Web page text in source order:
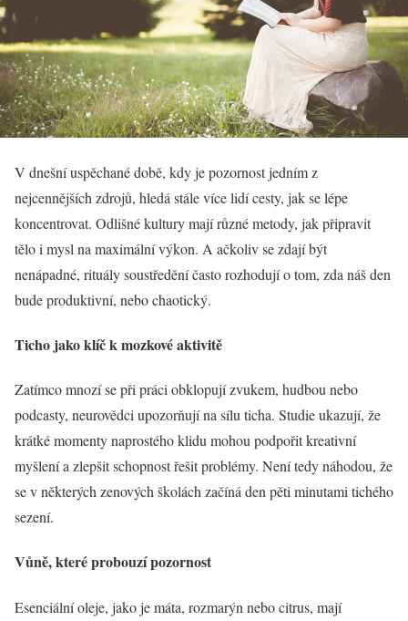
V dnešní uspěchané době, kdy je pozornost jedním z
nejcennějších zdrojů, hledá stále více lidí cesty, jak se lépe
koncentrovat. Odlišné kultury mají různé metody, jak připravit
tělo i mysl na maximální výkon. A ačkoliv se zdají být
nenápadné, rituály soustředění často rozhodují o tom, zda náš den
bude produktivní, nebo chaotický.
Ticho jako klíč k mozkové aktivitě
Zatímco mnozí se při práci obklopují zvukem, hudbou nebo
podcasty, neurovědci upozorňují na sílu ticha. Studie ukazují, že
krátké momenty naprostého klidu mohou podpořit kreativní
myšlení a zlepšit schopnost řešit problémy. Není tedy náhodou, že
se v některých zenových školách začíná den pěti minutami tichého
sezení.
Vůně, které probouzí pozornost
Esenciální oleje, jako je máta, rozmarýn nebo citrus, mají